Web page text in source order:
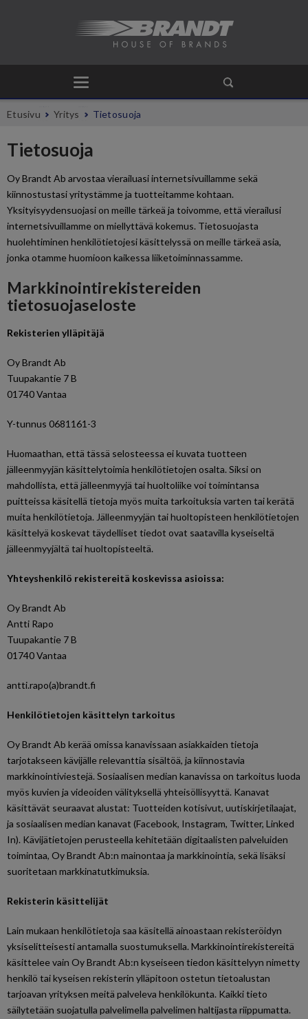
Etusivu Yritys Tietosuoja
Tietosuoja
Oy Brandt Ab arvostaa vierailuasi internetsivuillamme sekä
kiinnostustasi yritystämme ja tuotteitamme kohtaan.
Yksityisyydensuojasi on meille tärkeä ja toivomme, että vierailusi
internetsivuillamme on miellyttävä kokemus. Tietosuojasta
huolehtiminen henkilötietojesi käsittelyssä on meille tärkeä asia,
jonka otamme huomioon kaikessa liiketoiminnassamme.
Markkinointirekistereiden
tietosuojaseloste
Rekisterien ylläpitäjä
Oy Brandt Ab
Tuupakantie 7 B
01740 Vantaa
Y-tunnus 0681161-3
Huomaathan, että tässä selosteessa ei kuvata tuotteen
jälleenmyyjän käsittelytoimia henkilötietojen osalta. Siksi on
mahdollista, että jälleenmyyjä tai huoltoliike voi toimintansa
puitteissa käsitellä tietoja myös muita tarkoituksia varten tai kerätä
muita henkilötietoja. Jälleenmyyjän tai huoltopisteen henkilötietojen
käsittelyä koskevat täydelliset tiedot ovat saatavilla kyseiseltä
jälleenmyyjältä tai huoltopisteeltä.
Yhteyshenkilö rekistereitä koskevissa asioissa:
Oy Brandt Ab
Antti Rapo
Tuupakantie 7 B
01740 Vantaa
antti.rapo(a)brandt.fi
Henkilötietojen käsittelyn tarkoitus
Oy Brandt Ab kerää omissa kanavissaan asiakkaiden tietoja
tarjotakseen kävijälle relevanttia sisältöä, ja kiinnostavia
markkinointiviestejä. Sosiaalisen median kanavissa on tarkoitus luoda
myös kuvien ja videoiden välityksellä yhteisöllisyyttä. Kanavat
käsittävät seuraavat alustat: Tuotteiden kotisivut, uutiskirjetilaajat,
ja sosiaalisen median kanavat (Facebook, Instagram, Twitter, Linked
In). Kävijätietojen perusteella kehitetään digitaalisten palveluiden
toimintaa, Oy Brandt Ab:n mainontaa ja markkinointia, sekä lisäksi
suoritetaan markkinatutkimuksia.
Rekisterin käsittelijät
Lain mukaan henkilötietoja saa käsitellä ainoastaan rekisteröidyn
yksiselitteisesti antamalla suostumuksella. Markkinointirekistereitä
käsittelee vain Oy Brandt Ab:n kyseiseen tiedon käsittelyyn nimetty
henkilö tai kyseisen rekisterin ylläpitoon ostetun tietoalustan
tarjoavan yrityksen meitä palveleva henkilökunta. Kaikki tieto
säilytetään suojatulla palvelimella palvelimen haltijasta riippumatta.